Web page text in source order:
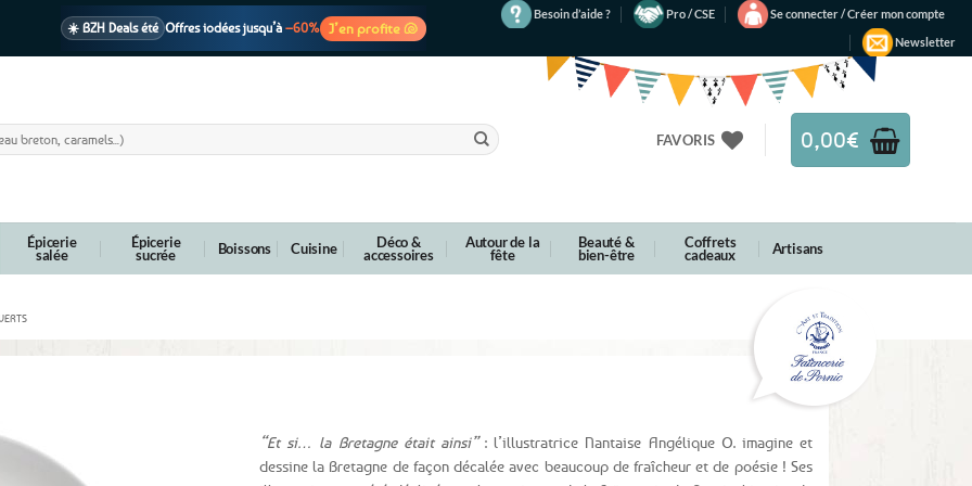
☀️ BZH Deals été Offres iodées jusqu’à –60% J’en profite 🐚
Besoin d’aide ? Pro / CSE
Se connecter / Créer mon compte
Newsletter
FAVORIS 0,00€
Épicerie
salée
Épicerie
sucrée Boissons Cuisine Déco &
accessoires
Autour de la
fête
Beauté &
bien-être
Coffrets
cadeaux Artisans
“Et si… la Bretagne était ainsi”: l’illustratrice Nantaise Angélique O. imagine et
dessine la Bretagne de façon décalée avec beaucoup de fraîcheur et de poésie ! Ses